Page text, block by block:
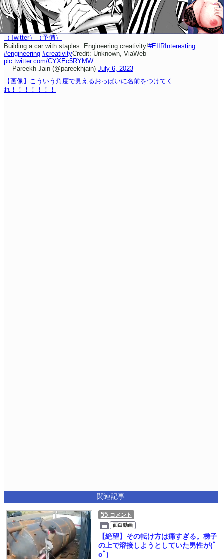
（Twitter）
（予備）
Building a car with staples. Engineering creativity!#EIIRInteresting
#engineering #creativityCredit: Unknown, ViaWeb
pic.twitter.com/CYXEc5RYMW
— Pareekh Jain (@pareekhjain) July 6, 2023
【画像】こういう角度で見えるおっぱいに名前をつけてく
れ！！！！！！！
関連記事
55 コメント
面白動画
【絶望】その転け方は痛すぎる。梯子
の上で溶接しようとしていた男性が(ﾟ
oﾟ)